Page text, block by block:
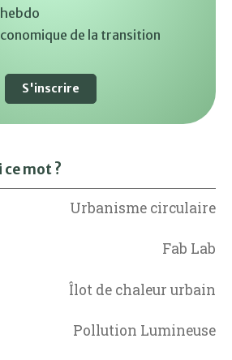
hebdo
de la transition
S'inscrire
mot ?
Urbanisme circulaire
Fab Lab
Îlot de chaleur urbain
Pollution Lumineuse